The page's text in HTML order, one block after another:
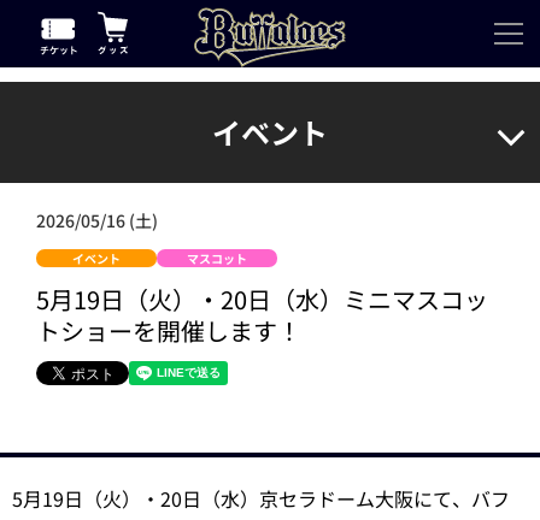
イベント
2026/05/16 (土)
イベント マスコット
5月19日（火）・20日（水）ミニマスコッ
トショーを開催します！
5月19日（火）・20日（水）京セラドーム大阪にて、バフ